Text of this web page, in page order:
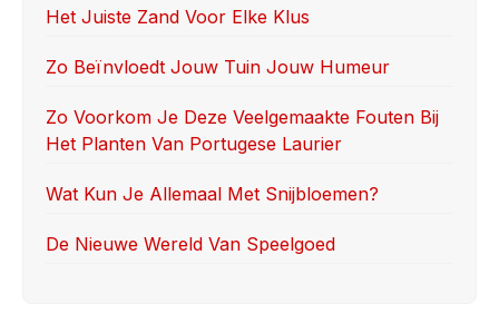
o
o
o
n
Het Juiste Zand Voor Elke Klus
Zo Beïnvloedt Jouw Tuin Jouw Humeur
Zo Voorkom Je Deze Veelgemaakte Fouten Bij
Het Planten Van Portugese Laurier
Wat Kun Je Allemaal Met Snijbloemen?
De Nieuwe Wereld Van Speelgoed